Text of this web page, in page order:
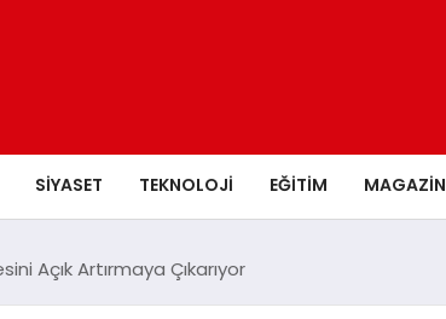
SIYASET TEKNOLOJI EĞITIM MAGAZIN
Açık Artırmaya Çıkarıyor